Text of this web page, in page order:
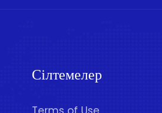
Сілтемелер